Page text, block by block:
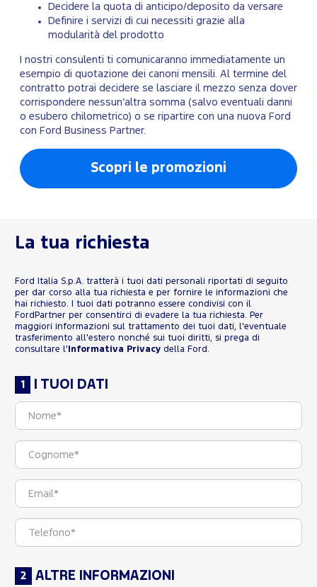
Decidere la quota di anticipo/deposito da versare
Definire i servizi di cui necessiti grazie alla
modularità del prodotto
I nostri consulenti ti comunicaranno immediatamente un
esempio di quotazione dei canoni mensili. Al termine del
contratto potrai decidere se lasciare il mezzo senza dover
corrispondere nessun’altra somma (salvo eventuali danni
o esubero chilometrico) o se ripartire con una nuova Ford
con Ford Business Partner.
Scopri le promozioni
La tua richiesta
Ford Italia S.p.A. tratterà i tuoi dati personali riportati di seguito
per dar corso alla tua richiesta e per fornire le informazioni che
hai richiesto. I tuoi dati potranno essere condivisi con il
FordPartner per consentirci di evadere la tua richiesta. Per
maggiori informazioni sul trattamento dei tuoi dati, l'eventuale
trasferimento all'estero nonché sui tuoi diritti, si prega di
consultare l' Informativa Privacy della Ford.
I TUOI DATI
ALTRE INFORMAZIONI